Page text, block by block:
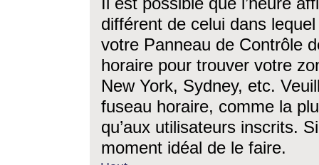
différent de celui dans
votre Panneau de Contrôle
horaire pour trouver votre
New York, Sydney, etc.
fuseau horaire, comme la
qu’aux utilisateurs inscrits.
moment idéal de le faire.